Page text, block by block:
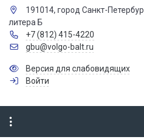
191014, город Санкт-
литера Б
+7 (812) 415-4220
gbu@volgo-balt.ru
Версия для слабовидящих
Войти